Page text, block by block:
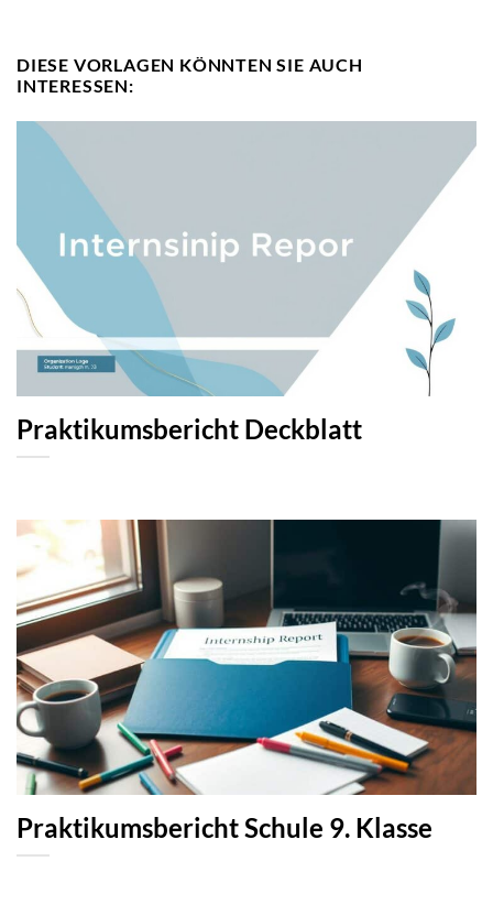
DIESE VORLAGEN KÖNNTEN SIE AUCH
INTERESSEN:
Praktikumsbericht Deckblatt
Praktikumsbericht Schule 9. Klasse